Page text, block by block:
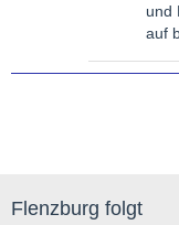
und
auf
Flenzburg folgt